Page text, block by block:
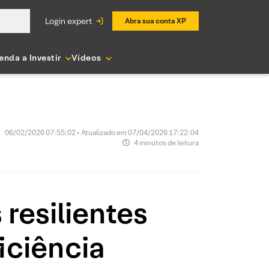
login expert Abra sua conta XP
a Investir Vídeos
06/02/2026 07:55:02 • Atualizado em 07/04/2026 17:22:04
4 minutos de leitura